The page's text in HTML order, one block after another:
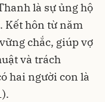
là sự ủng hộ
Kết hôn từ năm
chắc, giúp vợ
và trách
hai người con là